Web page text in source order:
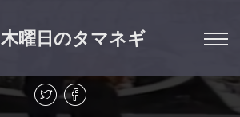
木曜日のタマネギ